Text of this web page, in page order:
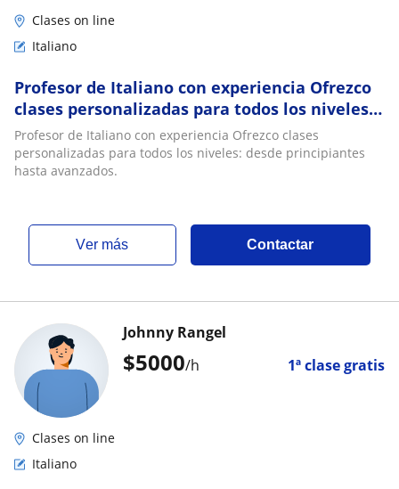
Clases on line
Italiano
Profesor de Italiano con experiencia Ofrezco
clases personalizadas para todos los niveles:
desde principiantes hasta avanzados
Profesor de Italiano con experiencia Ofrezco clases
personalizadas para todos los niveles: desde principiantes
hasta avanzados.
ver más Contactar
$5000/h 1ª clase gratis
Johnny Rangel
Clases on line
Italiano